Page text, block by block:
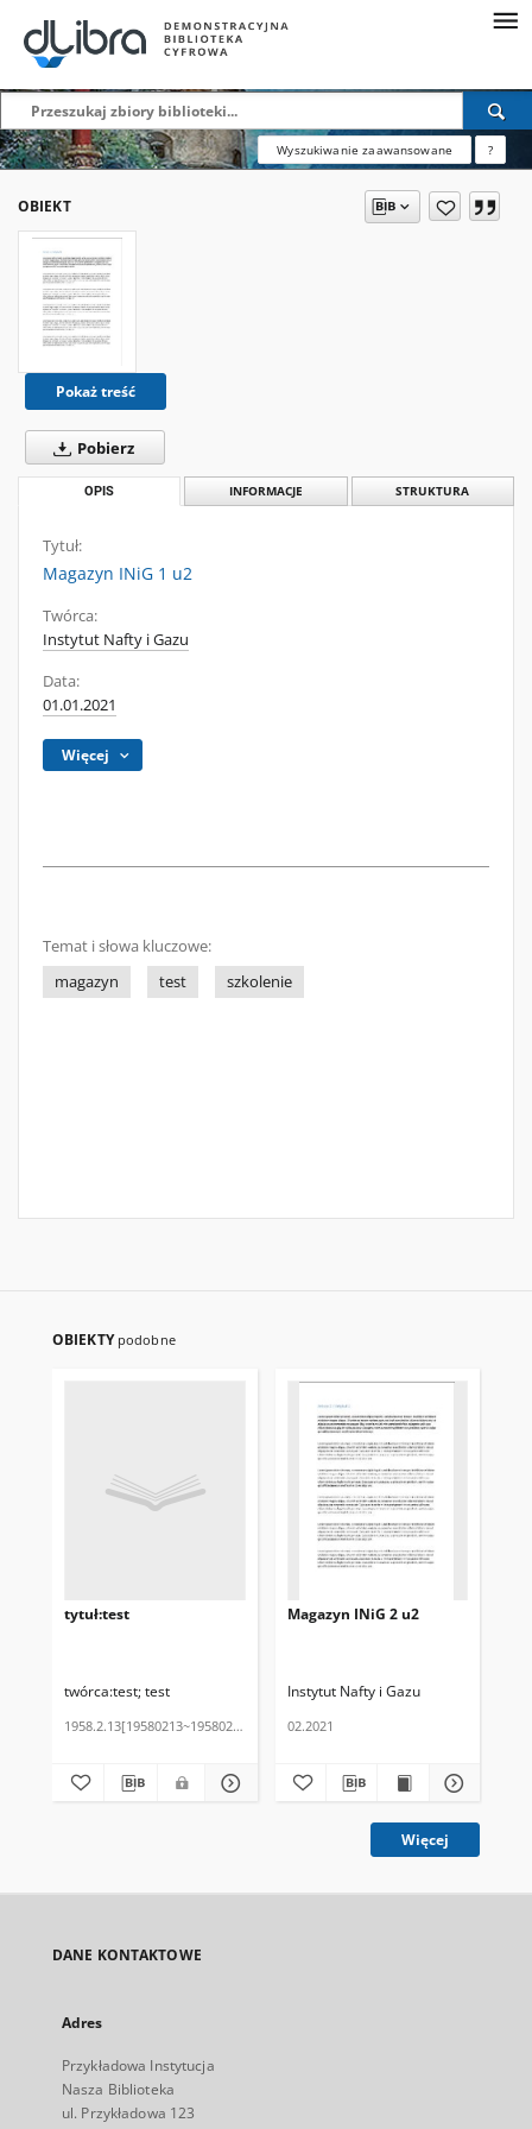
Wyszukiwanie zaawansowane ?
OBIEKT
Pokaż treść
Pobierz
OPIS INFORMACJE STRUKTURA
Tytuł:
Magazyn INiG 1 u2
Twórca:
Instytut Nafty i Gazu
Data:
01.01.2021
Więcej
Temat i słowa kluczowe:
magazyn
test szkolenie
OBIEKTY podobne
tytuł:test
twórca:test test
1958.2.13[19580213~19580213]
Magazyn INiG 2 u2
Instytut Nafty i Gazu
02.2021
Więcej
DANE KONTAKTOWE
Adres
Przykładowa Instytucja
Nasza Biblioteka
ul. Przykładowa 123